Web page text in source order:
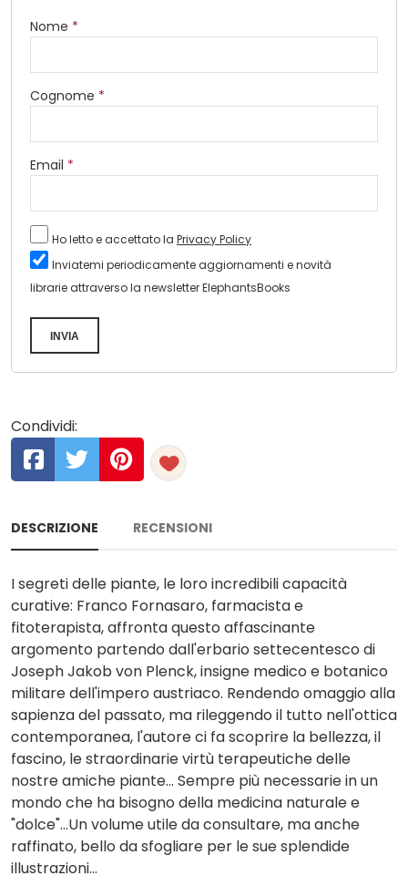
Nome *
Cognome *
Email *
Ho letto e accettato la Privacy Policy
Inviatemi periodicamente aggiornamenti e novità
librarie attraverso la newsletter ElephantsBooks
INVIA
Condividi:
DESCRIZIONE RECENSIONI
I segreti delle piante, le loro incredibili capacità
curative: Franco Fornasaro, farmacista e
fitoterapista, affronta questo affascinante
argomento partendo dall'erbario settecentesco di
Joseph Jakob von Plenck, insigne medico e botanico
militare dell'impero austriaco. Rendendo omaggio alla
sapienza del passato, ma rileggendo il tutto nell'ottica
contemporanea, l'autore ci fa scoprire la bellezza, il
fascino, le straordinarie virtù terapeutiche delle
nostre amiche piante... Sempre più necessarie in un
mondo che ha bisogno della medicina naturale e
"dolce"...Un volume utile da consultare, ma anche
raffinato, bello da sfogliare per le sue splendide
illustrazioni...